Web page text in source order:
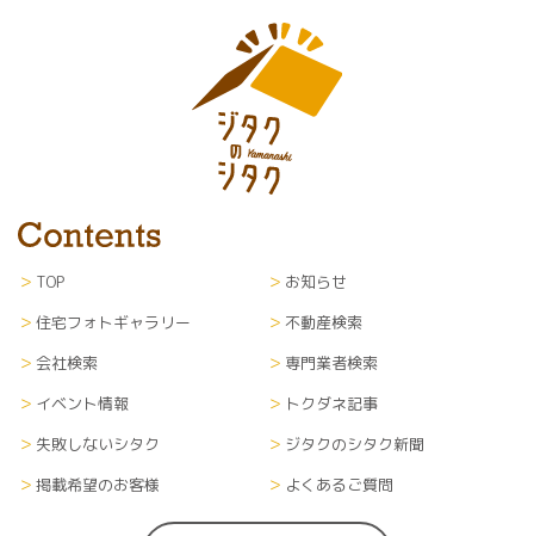
TOP
お知らせ
住宅フォトギャラリー
不動産検索
会社検索
専門業者検索
イベント情報
トクダネ記事
失敗しないシタク
ジタクのシタク新聞
掲載希望のお客様
よくあるご質問